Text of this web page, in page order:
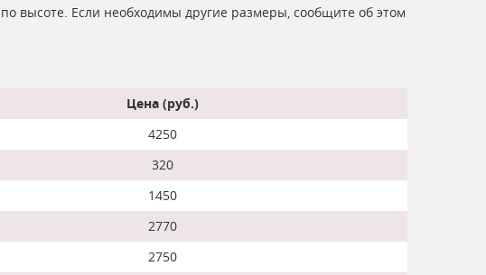
высоте. Если необходимы другие размеры, сообщите об этом
Цена (руб.)
4250
320
1450
2770
2750